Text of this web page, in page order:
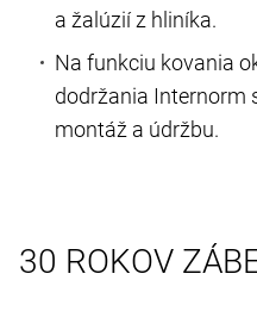
a žalúzií z hliníka.
Na funkciu kovania
dodržania Internorm
montáž a údržbu.
30 ROKOV